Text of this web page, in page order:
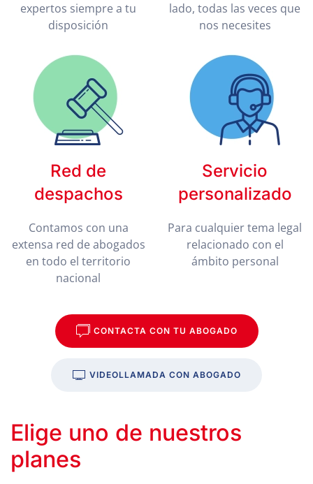
expertos siempre a tu
disposición
lado, todas las veces que
nos necesites
Red de
despachos
Contamos con una
extensa red de abogados
en todo el territorio
nacional
Servicio
personalizado
Para cualquier tema legal
relacionado con el
ámbito personal
CONTACTA CON TU ABOGADO
VIDEOLLAMADA CON ABOGADO
Elige uno de nuestros
planes